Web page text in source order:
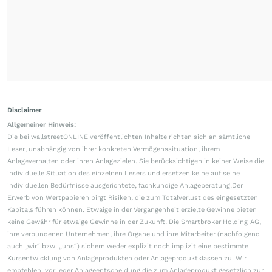
Disclaimer
Allgemeiner Hinweis:
Die bei wallstreetONLINE veröffentlichten Inhalte richten sich an sämtliche
Leser, unabhängig von ihrer konkreten Vermögenssituation, ihrem
Anlageverhalten oder ihren Anlagezielen. Sie berücksichtigen in keiner Weise die
individuelle Situation des einzelnen Lesers und ersetzen keine auf seine
individuellen Bedürfnisse ausgerichtete, fachkundige Anlageberatung.Der
Erwerb von Wertpapieren birgt Risiken, die zum Totalverlust des eingesetzten
Kapitals führen können. Etwaige in der Vergangenheit erzielte Gewinne bieten
keine Gewähr für etwaige Gewinne in der Zukunft. Die Smartbroker Holding AG,
ihre verbundenen Unternehmen, ihre Organe und ihre Mitarbeiter (nachfolgend
auch „wir“ bzw. „uns“) sichern weder explizit noch implizit eine bestimmte
Kursentwicklung von Anlageprodukten oder Anlageproduktklassen zu. Wir